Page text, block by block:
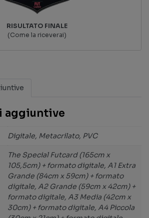
RISULTATO FINALE
(Come la riceverai)
aggiuntive
Digitale, Metacrilato, PVC
The Special Futcard (165cm x
105,5cm) + formato digitale, A1 Extra
Grande (84cm x 59cm) + formato
digitale, A2 Grande (59cm x 42cm) +
formato digitale, A3 Media (42cm x
30cm) + formato digitale, A4 Piccola